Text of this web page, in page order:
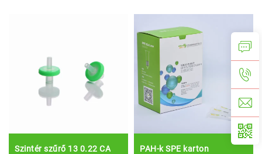
Szintér szűrő 13 0.22 CA PAH-k SPE karton